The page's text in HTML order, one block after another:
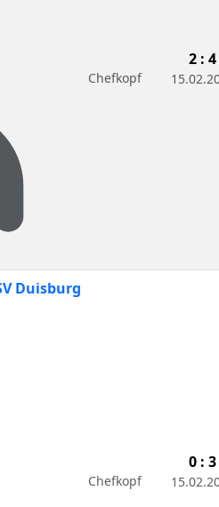
Chefkopf
2 : 4
Duisburg
Chefkopf
0 : 3